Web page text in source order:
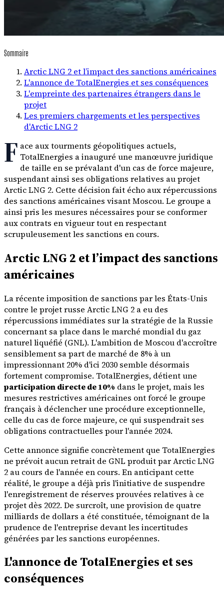
Sommaire
Arctic LNG 2 et l’impact des sanctions américaines
L'annonce de TotalEnergies et ses conséquences
L'empreinte des partenaires étrangers dans le
projet
Les premiers chargements et les perspectives
d'Arctic LNG 2
F ace aux tourments géopolitiques actuels,
TotalEnergies a inauguré une manœuvre juridique
de taille en se prévalant d'un cas de force majeure,
suspendant ainsi ses obligations relatives au projet
Arctic LNG 2. Cette décision fait écho aux répercussions
des sanctions américaines visant Moscou. Le groupe a
ainsi pris les mesures nécessaires pour se conformer
aux contrats en vigueur tout en respectant
scrupuleusement les sanctions en cours.
Arctic LNG 2 et l’impact des sanctions
américaines
La récente imposition de sanctions par les États-Unis
contre le projet russe Arctic LNG 2 a eu des
répercussions immédiates sur la stratégie de la Russie
concernant sa place dans le marché mondial du gaz
naturel liquéfié (GNL). L'ambition de Moscou d'accroître
sensiblement sa part de marché de 8% à un
impressionnant 20% d'ici 2030 semble désormais
fortement compromise. TotalEnergies, détient une
participation directe de 10% dans le projet, mais les
mesures restrictives américaines ont forcé le groupe
français à déclencher une procédure exceptionnelle,
celle du cas de force majeure, ce qui suspendrait ses
obligations contractuelles pour l'année 2024.
Cette annonce signifie concrètement que TotalEnergies
ne prévoit aucun retrait de GNL produit par Arctic LNG
2 au cours de l'année en cours. En anticipant cette
réalité, le groupe a déjà pris l'initiative de suspendre
l'enregistrement de réserves prouvées relatives à ce
projet dès 2022. De surcroît, une provision de quatre
milliards de dollars a été constituée, témoignant de la
prudence de l'entreprise devant les incertitudes
générées par les sanctions européennes.
L'annonce de TotalEnergies et ses
conséquences